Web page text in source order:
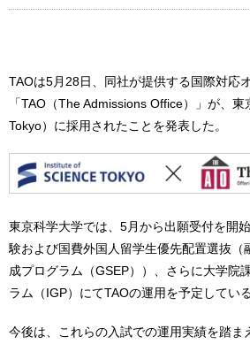
TAOは5月28日、同社が提供する国際対応
「TAO（The Admissions Office）」が、
Tokyo）に採用されたことを発表した。
東京科学大学では、5月から出願受付を開
験および国費外国人留学生優先配置選抜（
成プログラム（GSEP））、さらに大学院
ラム（IGP）にてTAOの運用を予定している
今後は、これらの入試での運用実績を踏ま